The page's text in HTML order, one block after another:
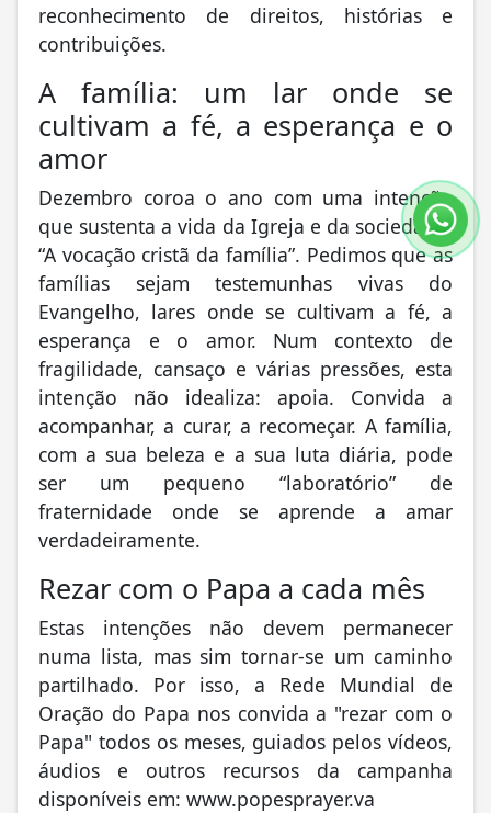
reconhecimento de direitos, histórias e
contribuições.
A família: um lar onde se
cultivam a fé, a esperança e o
amor
Dezembro coroa o ano com uma intenção
que sustenta a vida da Igreja e da sociedade:
“A vocação cristã da família”. Pedimos que as
famílias sejam testemunhas vivas do
Evangelho, lares onde se cultivam a fé, a
esperança e o amor. Num contexto de
fragilidade, cansaço e várias pressões, esta
intenção não idealiza: apoia. Convida a
acompanhar, a curar, a recomeçar. A família,
com a sua beleza e a sua luta diária, pode
ser um pequeno “laboratório” de
fraternidade onde se aprende a amar
verdadeiramente.
Rezar com o Papa a cada mês
Estas intenções não devem permanecer
numa lista, mas sim tornar-se um caminho
partilhado. Por isso, a Rede Mundial de
Oração do Papa nos convida a "rezar com o
Papa" todos os meses, guiados pelos vídeos,
áudios e outros recursos da campanha
disponíveis em: www.popesprayer.va